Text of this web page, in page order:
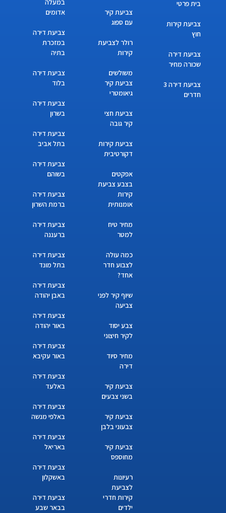
בית פרטי
צביעת קירות
חוץ
צביעת דירה
שכורה מחיר
צביעת דירה 3
חדרים
צביעת קיר
עם ספוג
רולר לצביעת
קירות
משולשים
צביעת קיר
גיאומטרי
צביעת חצי
קיר גובה
צביעת קירות
דקורטיבית
אפקטים
בצבע צביעת
קירות
אומנותית
מחיר טיח
למטר
כמה עולה
לצבוע חדר
אחד?
שיוף קיר לפני
צביעה
צבע יסוד
לקיר חיצוני
מחיר סיוד
דירה
צביעת קיר
בשני צבעים
צביעת קיר
צבעוני בלבן
צביעת קיר
מחוספס
רעיונות
לצביעת
קירות חדרי
ילדים
במעלה
אדומים
צביעת דירה
במזכרת
בתיה
צביעת דירה
בלוד
צביעת דירה
בשרון
צביעת דירה
בתל אביב
צביעת דירה
בשוהם
צביעת דירה
ברמת השרון
צביעת דירה
ברעננה
צביעת דירה
בתל מונד
צביעת דירה
באבן יהודה
צביעת דירה
באור יהודה
צביעת דירה
באור עקיבא
צביעת דירה
באלעד
צביעת דירה
באלפי מנשה
צביעת דירה
באריאל
צביעת דירה
באשקלון
צביעת דירה
בבאר שבע